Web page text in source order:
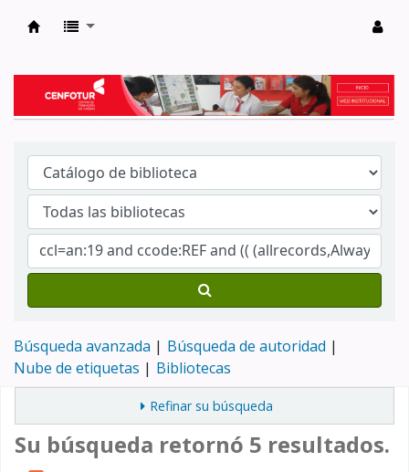
Búsqueda avanzada
Búsqueda de autoridad
Nube de etiquetas
Bibliotecas
Refinar su búsqueda
Su búsqueda retornó 5 resultados.